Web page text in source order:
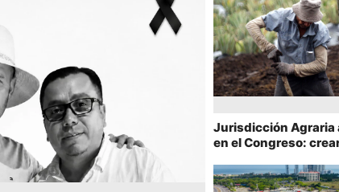
Jurisdicción Agraria
en el Congreso:
país